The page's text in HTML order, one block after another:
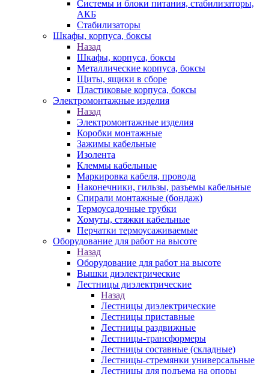
Системы и блоки питания, стабилизаторы,
АКБ
Стабилизаторы
Шкафы, корпуса, боксы
Назад
Шкафы, корпуса, боксы
Металлические корпуса, боксы
Щиты, ящики в сборе
Пластиковые корпуса, боксы
Электромонтажные изделия
Назад
Электромонтажные изделия
Коробки монтажные
Зажимы кабельные
Изолента
Клеммы кабельные
Маркировка кабеля, провода
Наконечники, гильзы, разъемы кабельные
Спирали монтажные (бондаж)
Термоусадочные трубки
Хомуты, стяжки кабельные
Перчатки термоусаживаемые
Оборудование для работ на высоте
Назад
Оборудование для работ на высоте
Вышки диэлектрические
Лестницы диэлектрические
Назад
Лестницы диэлектрические
Лестницы приставные
Лестницы раздвижные
Лестницы-трансформеры
Лестницы составные (складные)
Лестницы-стремянки универсальные
Лестницы для подъема на опоры